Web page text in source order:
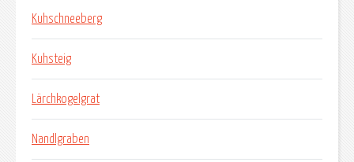
Kuhschneeberg
Kuhsteig
Lärchkogelgrat
Nandlgraben